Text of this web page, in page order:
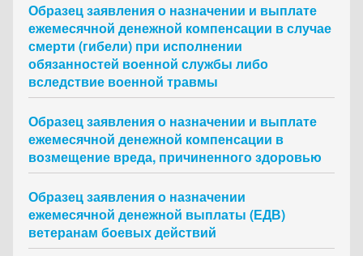
Образец заявления о назначении и выплате
ежемесячной денежной компенсации в случае
смерти (гибели) при исполнении
обязанностей военной службы либо
вследствие военной травмы
Образец заявления о назначении и выплате
ежемесячной денежной компенсации в
возмещение вреда, причиненного здоровью
Образец заявления о назначении
ежемесячной денежной выплаты (ЕДВ)
ветеранам боевых действий